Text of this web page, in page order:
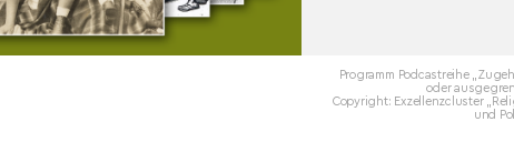
Programm Podcastreihe
oder
Copyright: Exzellenzcluster
und